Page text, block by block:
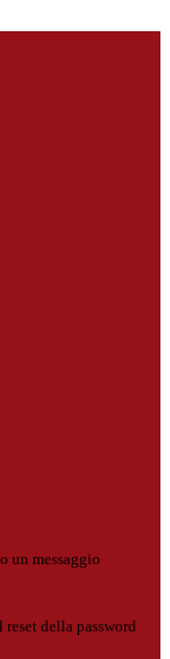
un messaggio
della password